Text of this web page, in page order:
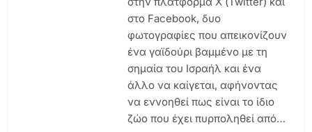
στο Facebook, δυο
φωτογραφίες που απεικονίζουν
ένα γαϊδούρι βαμμένο με τη
σημαία του Ισραήλ και ένα
άλλο να καίγεται, αφήνοντας
να εννοηθεί πως είναι το ίδιο
ζώο που έχει πυρποληθεί από…